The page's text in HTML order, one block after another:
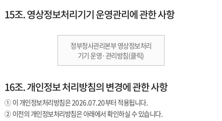
15조. 영상정보처리기기 운영관리에 관한 사항
정부청사관리본부 영상정보처리
기기 운영·관리방침(클릭)
16조. 개인정보 처리방침의 변경에 관한 사항
① 이 개인정보처리방침은 2026.07.20부터 적용됩니다.
② 이전의 개인정보처리방침은 아래에서 확인하실 수 있습니다.